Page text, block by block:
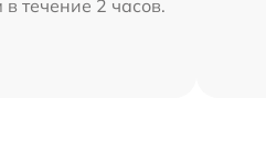
в течение 2 часов.